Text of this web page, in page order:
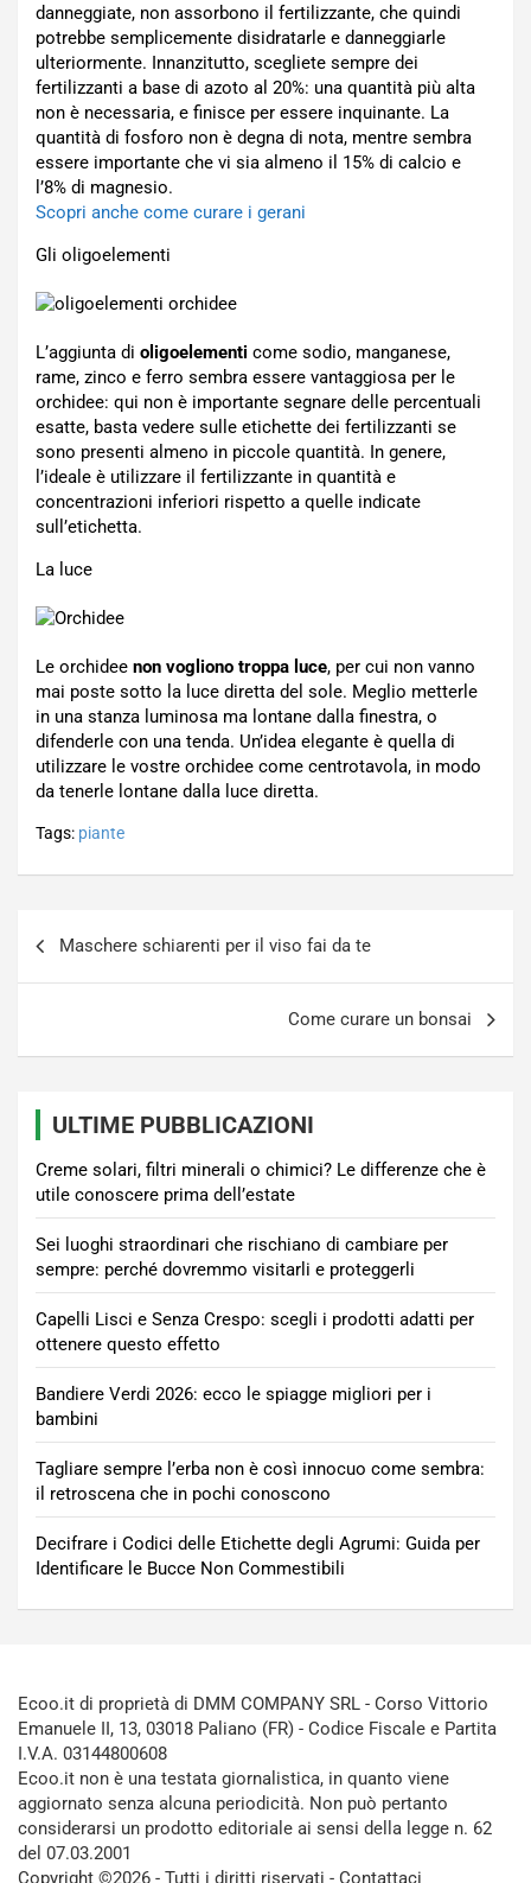
danneggiate, non assorbono il fertilizzante, che quindi
potrebbe semplicemente disidratarle e danneggiarle
ulteriormente. Innanzitutto, scegliete sempre dei
fertilizzanti a base di azoto al 20%: una quantità più alta
non è necessaria, e finisce per essere inquinante. La
quantità di fosforo non è degna di nota, mentre sembra
essere importante che vi sia almeno il 15% di calcio e
l’8% di magnesio.
Scopri anche come curare i gerani
Gli oligoelementi
L’aggiunta di oligoelementi come sodio, manganese,
rame, zinco e ferro sembra essere vantaggiosa per le
orchidee: qui non è importante segnare delle percentuali
esatte, basta vedere sulle etichette dei fertilizzanti se
sono presenti almeno in piccole quantità. In genere,
l’ideale è utilizzare il fertilizzante in quantità e
concentrazioni inferiori rispetto a quelle indicate
sull’etichetta.
La luce
Le orchidee non vogliono troppa luce, per cui non vanno
mai poste sotto la luce diretta del sole. Meglio metterle
in una stanza luminosa ma lontane dalla finestra, o
difenderle con una tenda. Un’idea elegante è quella di
utilizzare le vostre orchidee come centrotavola, in modo
da tenerle lontane dalla luce diretta.
Tags: piante
Maschere schiarenti per il viso fai da te
Come curare un bonsai
ULTIME PUBBLICAZIONI
Creme solari, filtri minerali o chimici? Le differenze che è
utile conoscere prima dell’estate
Sei luoghi straordinari che rischiano di cambiare per
sempre: perché dovremmo visitarli e proteggerli
Capelli Lisci e Senza Crespo: scegli i prodotti adatti per
ottenere questo effetto
Bandiere Verdi 2026: ecco le spiagge migliori per i
bambini
Tagliare sempre l’erba non è così innocuo come sembra:
il retroscena che in pochi conoscono
Decifrare i Codici delle Etichette degli Agrumi: Guida per
Identificare le Bucce Non Commestibili
Ecoo.it di proprietà di DMM COMPANY SRL - Corso Vittorio
Emanuele II, 13, 03018 Paliano (FR) - Codice Fiscale e Partita
I.V.A. 03144800608
Ecoo.it non è una testata giornalistica, in quanto viene
aggiornato senza alcuna periodicità. Non può pertanto
considerarsi un prodotto editoriale ai sensi della legge n. 62
del 07.03.2001
Copyright ©2026 - Tutti i diritti riservati - Contattaci